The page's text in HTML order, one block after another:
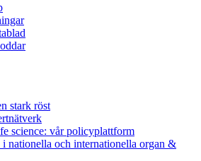
stark röst
science: vår policyplattform
i nationella och internationella organ &